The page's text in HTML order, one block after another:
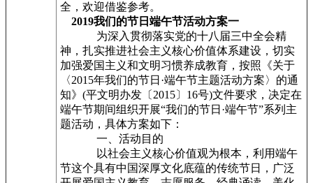
全，欢迎借鉴参考。
2019我们的节日端午节活动方案一
为深入贯彻落实党的十八届三中全会精
神，扎实推进社会主义核心价值体系建设，切实
加强爱国主义和文明习惯养成教育，按照《关于
〈2015年我们的节日·端午节主题活动方案〉的通
知》(平文明办发〔2015〕16号)文件要求，决定在
端午节期间组织开展“我们的节日·端午节”系列主
题活动，具体方案如下：
一、活动目的
以社会主义核心价值观为根本，利用端午
节这个具有中国深厚文化底蕴的传统节日，广泛